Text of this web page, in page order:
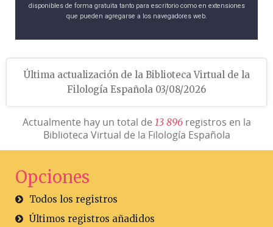
disponibles de forma gratuita tanto para escritorio como en extensiones
que pueden agregarse a los navegadores web.
Última actualización de la Biblioteca Virtual de la
Filología Española 03/08/2026
Actualmente hay un total de 13 896registros en la
Biblioteca Virtual de la Filología Española
Opciones
Todos los registros
Últimos registros añadidos